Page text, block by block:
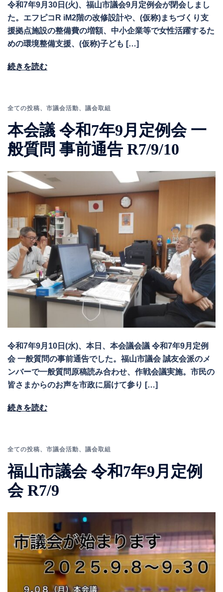
令和7年9月30日(火)、福山市議会9月定例会が閉会しまし
た。エフピコR iM2階の改修設計や、(仮称)まちづくり支
援拠点施設の整備費の増額、中小企業等で女性活躍するた
めの環境整備支援、(仮称)子ども […]
続きを読む
全ての投稿、 市議会活動、 議会取組
本会議 令和7年9月定例会 一
般質問 事前通告 R7/9/10
令和7年9月10日(水)、本日、本会議会議 令和7年9月定例
会 一般質問の事前通告でした。福山市議会 誠友会派のメ
ンバーで一般質問原稿読み合わせ、作戦会議実施。市民の
皆さまからのお声を市政に届けて参り […]
続きを読む
全ての投稿、 市議会活動、 議会取組
福山市議会 令和7年9月定例
会 R7/9